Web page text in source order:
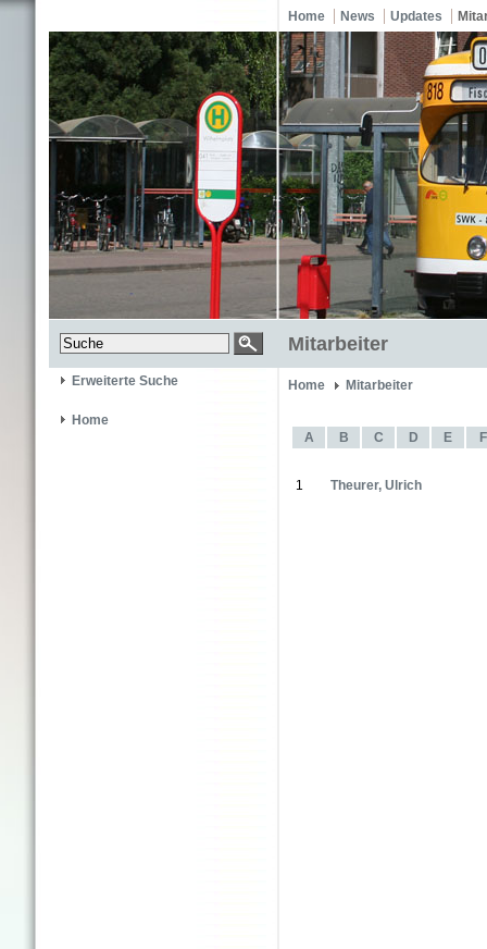
Home News Updates
Mitarbeiter
Erweiterte Suche
Home
Home Mitarbeiter
A B C D E F
1 Theurer, Ulrich